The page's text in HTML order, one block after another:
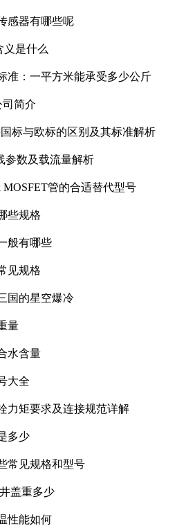
感器有哪些呢
义是什么
准：一平方米能承受多少公斤
司简介
标与欧标的区别及其标准解析
参数及载流量解析
MOSFET管的合适替代型号
些规格
般有哪些
见规格
国的星空爆冷
量
水含量
大全
力矩要求及连接规范详解
多少
常见规格和型号
盖重多少
性能如何